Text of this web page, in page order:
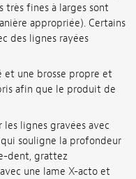
très fines à larges sont
appropriée). Certains
des lignes rayées
et une brosse propre et
afin que le produit de
lignes gravées avec
souligne la profondeur
dent, grattez
une lame X-acto et